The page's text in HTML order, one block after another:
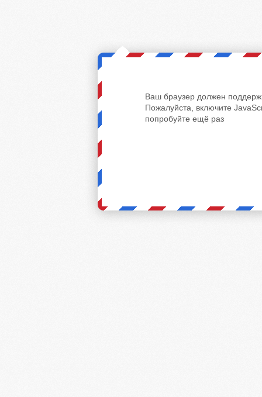
Ваш браузер должен
Пожалуйста, включите
попробуйте ещё раз